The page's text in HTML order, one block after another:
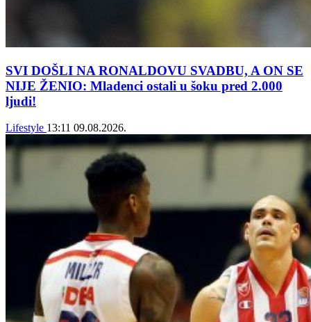
SVI DOŠLI NA RONALDOVU SVADBU, A ON SE
NIJE ŽENIO: Mladenci ostali u šoku pred 2.000
ljudi!
Lifestyle 13:11 09.08.2026.